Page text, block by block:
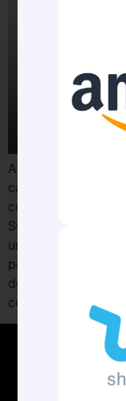
A movimentação
cargas entre
confirma o
Sudeste na
um crescimento de
período de 2024,
decisiva para os
comercial